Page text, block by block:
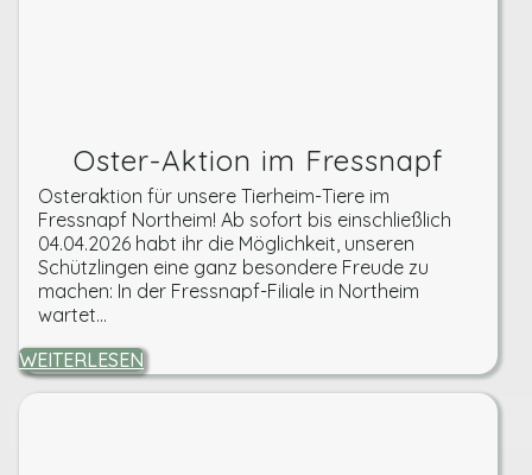
Oster-Aktion im Fressnapf
Osteraktion für unsere Tierheim-Tiere im
Fressnapf Northeim! Ab sofort bis einschließlich
04.04.2026 habt ihr die Möglichkeit, unseren
Schützlingen eine ganz besondere Freude zu
machen: In der Fressnapf-Filiale in Northeim
wartet...
WEITERLESEN